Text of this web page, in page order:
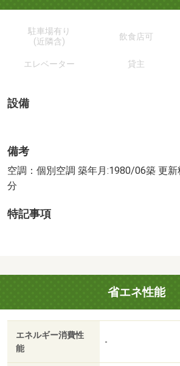
駐車場有り
(近隣含)
飲食店可
エレベーター 貸主
設備
備考
空調：個別空調 築年月:1980/06築 更新
分
特記事項
省エネ性能
エネルギー消費性
能
-